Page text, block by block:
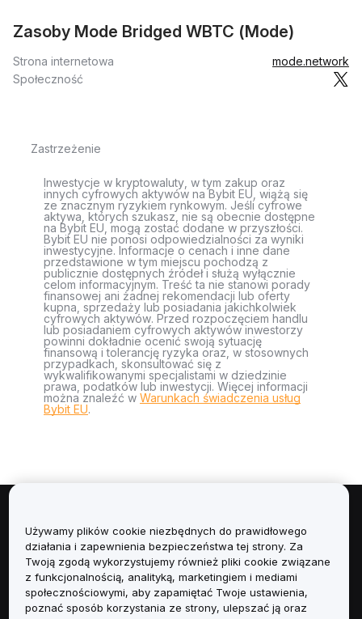
Zasoby Mode Bridged WBTC (Mode)
Strona internetowa
mode.network
Społeczność
Zastrzeżenie
Inwestycje w kryptowaluty, w tym zakup oraz
innych cyfrowych aktywów na Bybit EU, wiążą się
ze znacznym ryzykiem rynkowym. Jeśli cyfrowe
aktywa, których szukasz, nie są obecnie dostępne
na Bybit EU, mogą zostać dodane w przyszłości.
Bybit EU nie ponosi odpowiedzialności za wyniki
inwestycyjne. Informacje o cenach i inne dane
przedstawione w tym miejscu pochodzą z
publicznie dostępnych źródeł i służą wyłącznie
celom informacyjnym. Treść ta nie stanowi porady
finansowej ani żadnej rekomendacji lub oferty
kupna, sprzedaży lub posiadania jakichkolwiek
cyfrowych aktywów. Przed rozpoczęciem handlu
lub posiadaniem cyfrowych aktywów inwestorzy
powinni dokładnie ocenić swoją sytuację
finansową i tolerancję ryzyka oraz, w stosownych
przypadkach, skonsultować się z
wykwalifikowanymi specjalistami w dziedzinie
prawa, podatków lub inwestycji. Więcej informacji
można znaleźć w Warunkach świadczenia usług
Bybit EU.
Informacje
Usługi
Obsługa Klienta
Używamy plików cookie niezbędnych do prawidłowego
działania i zapewnienia bezpieczeństwa tej strony. Za
Twoją zgodą wykorzystujemy również pliki cookie związane
z funkcjonalnością, analityką, marketingiem i mediami
społecznościowymi, aby zapamiętać Twoje ustawienia,
poznać sposób korzystania ze strony, ulepszać ją oraz